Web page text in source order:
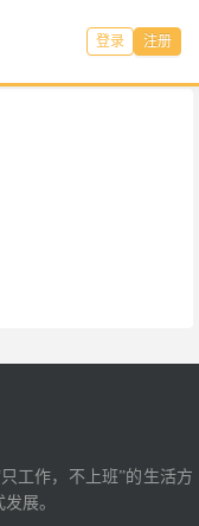
登录 注册
工作，不上班”的生活方
展。